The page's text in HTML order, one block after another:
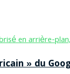
» du